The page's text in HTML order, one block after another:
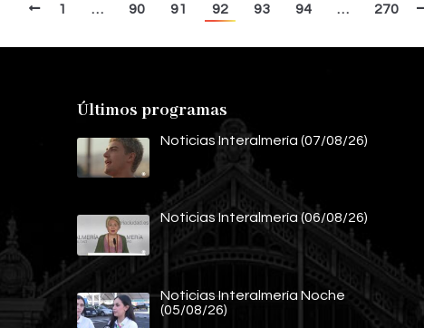
1 … 90 91 92 93 94 … 270
Últimos programas
Noticias Interalmería (07/08/26)
Noticias Interalmería (06/08/26)
Noticias Interalmería Noche
(05/08/26)